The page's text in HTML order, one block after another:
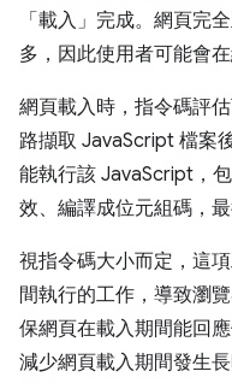
「載入」 完成。網頁完
多，因此使用者可能會
網頁載入時，指令碼評
路擷取 JavaScript 檔案
能執行該 JavaScript，
效、編譯成位元組碼，最
視指令碼大小而定，這
間執行的工作，導致瀏
保網頁在載入期間能回
減少網頁載入期間發生